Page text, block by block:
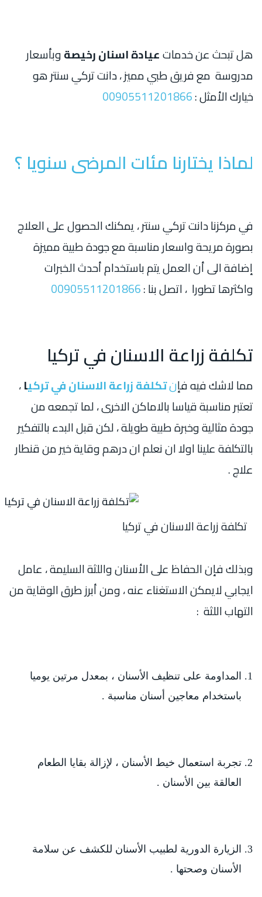
هل تبحث عن خدماتعيادة اسنان رخيصةوبأسعار
مدروسة مع فريق طبي مميز ، دانت تركي سنتر هو
خيارك الأمثل :00905511201866
لماذا يختارنا مئات المرضى سنويا ؟
في مركزنا دانت تركي سنتر ، يمكنك الحصول على العلاج
بصورة مريحة واسعار مناسبة مع جودة طبية مميزة
إضافة الى أن العمل يتم باستخدام أحدث الخبرات
واكثرها تطورا ، اتصل بنا :00905511201866
تكلفة زراعة الاسنان في تركيا
مما لاشك فيه فإنتكلفة زراعة الاسنان في تركيا،
تعتبر مناسبة قياسا بالاماكن الاخرى ، لما تجمعه من
جودة مثالية وخبرة طبية طويلة ، لكن قبل البدء بالتفكير
بالتكلفة علينا اولا ان نعلم ان درهم وقاية خير من قنطار
علاج .
تكلفة زراعة الاسنان في تركيا
وبذلك فإن الحفاظ على الأسنان واللثة السليمة ، عامل
ايجابي لايمكن الاستغناء عنه ، ومن أبرز طرق الوقاية من
التهاب اللثة :
المداومة على تنظيف الأسنان ، بمعدل مرتين يوميا
باستخدام معاجين أسنان مناسبة .
تجربة استعمال خيط الأسنان ، لإزالة بقايا الطعام
العالقة بين الأسنان .
الزيارة الدورية لطبيب الأسنان للكشف عن سلامة
الأسنان وصحتها .